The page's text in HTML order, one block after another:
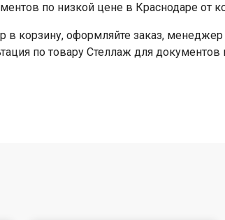
по низкой цене в Краснодаре от
в корзину, оформляйте заказ,
по товару Стеллаж для